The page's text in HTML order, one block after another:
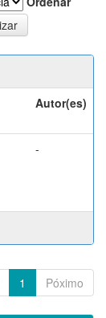
Autor(es)
-
1 Póximo